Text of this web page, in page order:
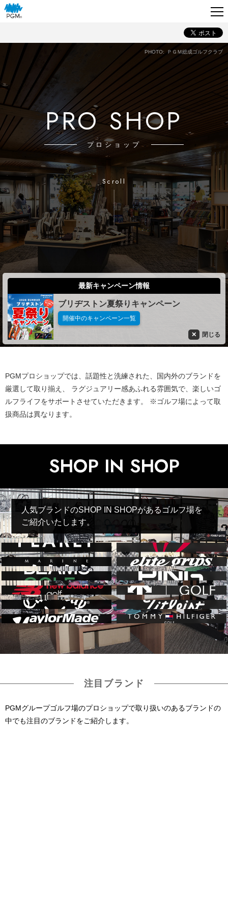
PRO SHOP
プロショップ
Scroll
ＰＧＭ総成ゴルフクラブ
最新キャンペーン情報
ブリヂストン夏祭りキャンペーン
開催中のキャンペーン一覧
閉じる
PGMプロショップでは、話題性と洗練された、国内外のブランドを
厳選して取り揃え、
ラグジュアリー感あふれる雰囲気で、楽しいゴ
ルフライフをサポートさせていただきます。
※ゴルフ場によって取
扱商品は異なります。
SHOP IN SHOP
人気ブランドのSHOP IN SHOPがあるゴルフ場を
ご紹介いたします。
注目ブランド
PGMグループゴルフ場のプロショップで取り扱いのあるブランドの
中でも注目のブランドをご紹介します。